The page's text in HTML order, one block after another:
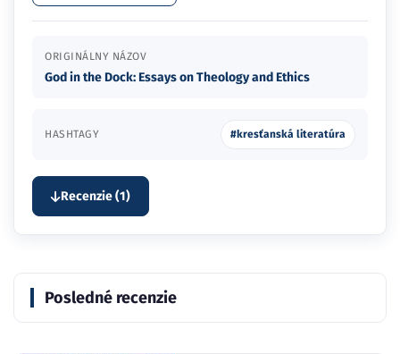
ORIGINÁLNY NÁZOV
God in the Dock: Essays on Theology and Ethics
HASHTAGY #kresťanská literatúra
Recenzie (1)
Posledné recenzie